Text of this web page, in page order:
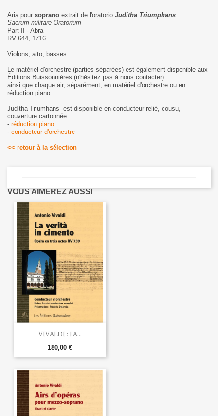
Aria pour soprano extrait de l'oratorio Juditha Triumphans
Sacrum militare Oratorium
Part II - Abra
RV 644, 1716
Violons, alto, basses
Le matériel d'orchestre (parties séparées) est également disponible aux
Éditions Buissonnières (n'hésitez pas à nous contacter).
ainsi que chaque air, séparément, en matériel d'orchestre ou en
réduction piano.
Juditha Triumhans est disponible en conducteur relié, cousu,
couverture cartonnée :
- réduction piano
- conducteur d'orchestre
<< retour à la sélection
VOUS AIMEREZ AUSSI
VIVALDI : LA...
180,00 €